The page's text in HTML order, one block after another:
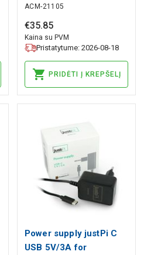
- IEEE 802.3af -
Uctronics U6241
ACM-21105
€35.85
Kaina su PVM
Pristatytume: 2026-08-18
PRIDĖTI Į KREPŠELĮ
Power supply justPi C
USB 5V/3A for